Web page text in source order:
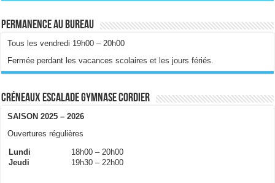
Permanence au bureau
Tous les vendredi 19h00 – 20h00
Fermée perdant les vacances scolaires et les jours fériés.
Créneaux escalade gymnase Cordier
SAISON 2025 – 2026
Ouvertures régulières
Lundi
18h00 – 20h00
Jeudi
19h30 – 22h00